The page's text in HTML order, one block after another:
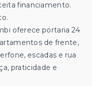
financiamento.
oferece portaria 24
de frente,
escadas e rua
praticidade e